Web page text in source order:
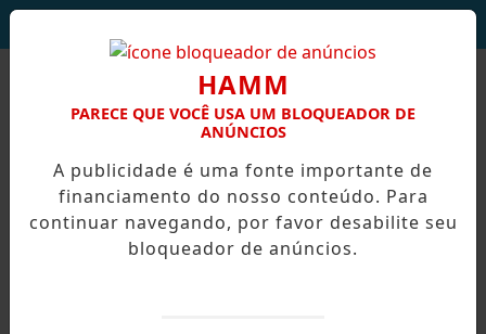
HAMM
PARECE QUE VOCÊ USA UM BLOQUEADOR DE
ANÚNCIOS
A publicidade é uma fonte importante de
financiamento do nosso conteúdo. Para
continuar navegando, por favor desabilite seu
bloqueador de anúncios.